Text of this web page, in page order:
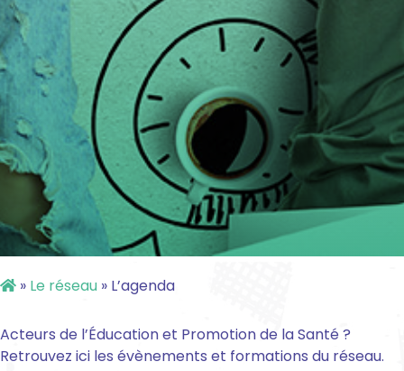
» Le réseau » L’agenda
Acteurs de l’Éducation et Promotion de la Santé ?
Retrouvez ici les évènements et formations du réseau.